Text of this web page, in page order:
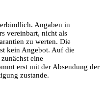
Angaben in
vereinbart, nicht als
zu werten. Die
kein Angebot. Auf die
eine
erst mit der Absendung der
zustande.